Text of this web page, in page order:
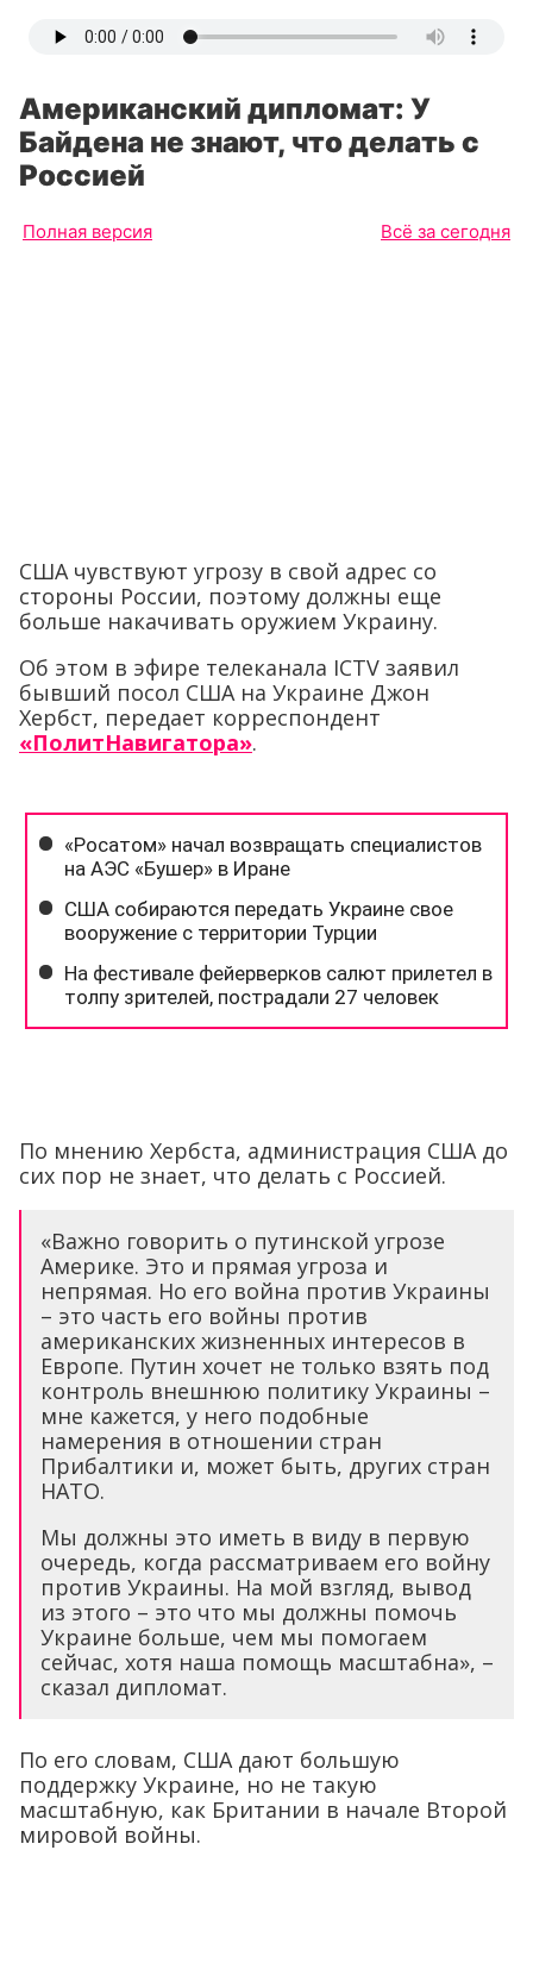
Американский дипломат: У
Байдена не знают, что делать с
Россией
Полная версия Всё за сегодня
США чувствуют угрозу в свой адрес со
стороны России, поэтому должны еще
больше накачивать оружием Украину.
Об этом в эфире телеканала ICTV заявил
бывший посол США на Украине Джон
Хербст, передает корреспондент
«ПолитНавигатора».
По мнению Хербста, администрация США до
сих пор не знает, что делать с Россией.
«Важно говорить о путинской угрозе
Америке. Это и прямая угроза и
непрямая. Но его война против Украины
– это часть его войны против
американских жизненных интересов в
Европе. Путин хочет не только взять под
контроль внешнюю политику Украины –
мне кажется, у него подобные
намерения в отношении стран
Прибалтики и, может быть, других стран
НАТО.
Мы должны это иметь в виду в первую
очередь, когда рассматриваем его войну
против Украины. На мой взгляд, вывод
из этого – это что мы должны помочь
Украине больше, чем мы помогаем
сейчас, хотя наша помощь масштабна», –
сказал дипломат.
По его словам, США дают большую
поддержку Украине, но не такую
масштабную, как Британии в начале Второй
мировой войны.